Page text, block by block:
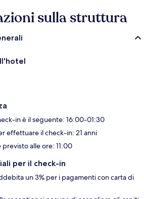
sulla struttura
in è il seguente: 16:00-01:30
effettuare il check-in: 21 anni
alle ore: 11:00
per il check-in
un 3% per i pagamenti con carta di